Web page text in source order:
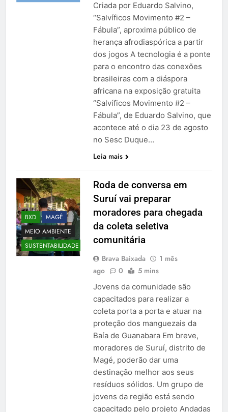
Criada por Eduardo Salvino,
“Salvíficos Movimento #2 –
Fábula”, aproxima público de
herança afrodiaspórica a partir
dos jogos A tecnologia é a ponte
para o encontro das conexões
brasileiras com a diáspora
africana na exposição gratuita
“Salvíficos Movimento #2 –
Fábula”, de Eduardo Salvino, que
acontece até o dia 23 de agosto
no Sesc Duque…
Leia mais
BXD
MAGÉ
MEIO AMBIENTE
SUSTENTABILIDADE
Roda de conversa em
Suruí vai preparar
moradores para chegada
da coleta seletiva
comunitária
Brava Baixada
1 mês
ago
0 5 mins
Jovens da comunidade são
capacitados para realizar a
coleta porta a porta e atuar na
proteção dos manguezais da
Baía de Guanabara Em breve,
moradores de Suruí, distrito de
Magé, poderão dar uma
destinação melhor aos seus
resíduos sólidos. Um grupo de
jovens da região está sendo
capacitado pelo projeto Andadas